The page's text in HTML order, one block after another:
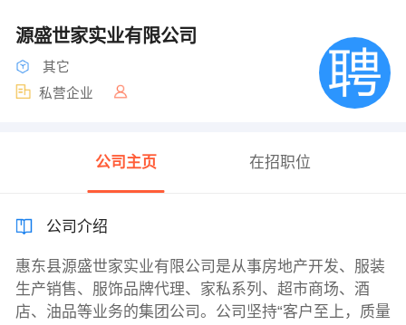
源盛世家实业有限公司
其它
私营企业
公司主页 在招职位
公司介绍
惠东县源盛世家实业有限公司是从事房地产开发、服装
生产销售、服饰品牌代理、家私系列、超市商场、酒
店、油品等业务的集团公司。公司坚持“客户至上，质量